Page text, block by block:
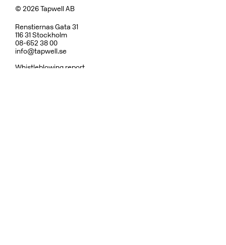
© 2026 Tapwell AB
Renstiernas Gata 31
116 31 Stockholm
08-652 38 00
info@tapwell.se
Whistleblowing report